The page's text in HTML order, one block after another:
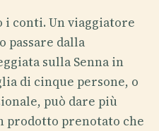
i conti. Un viaggiatore
passare dalla
sulla Senna in
di cinque persone, o
può dare più
prodotto prenotato che